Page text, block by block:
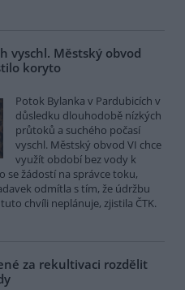
vyschl. Městský obvod
koryto
Potok Bylanka v Pardubicích v
důsledku dlouhodobě nízkých
průtoků a suchého počasí
vyschl. Městský obvod VI chce
využít období bez vody k
se žádostí na správce toku,
odmítla s tím, že údržbu
chvíli neplánuje, zjistila ČTK.
za rekultivaci rozdělit